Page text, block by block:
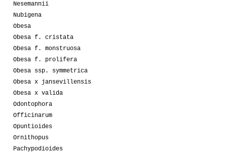
Nesemannii
Nubigena
Obesa
Obesa f. cristata
Obesa f. monstruosa
Obesa f. prolifera
Obesa ssp. symmetrica
Obesa x jansevillensis
Obesa x valida
Odontophora
Officinarum
Opuntioides
Ornithopus
Pachypodioides